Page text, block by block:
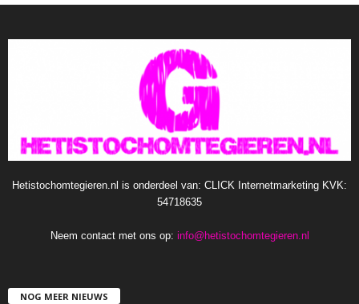
Hetistochomtegieren.nl is onderdeel van: CLICK Internetmarketing KVK:
54718635
Neem contact met ons op: info@hetistochomtegieren.nl
NOG MEER NIEUWS